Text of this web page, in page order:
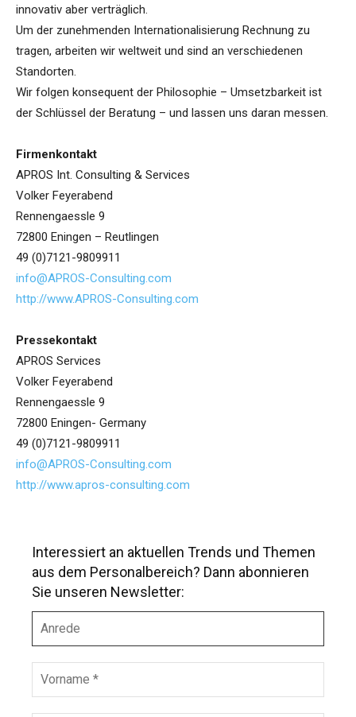
innovativ aber verträglich.
Um der zunehmenden Internationalisierung Rechnung zu
tragen, arbeiten wir weltweit und sind an verschiedenen
Standorten.
Wir folgen konsequent der Philosophie – Umsetzbarkeit ist
der Schlüssel der Beratung – und lassen uns daran messen.
Firmenkontakt
APROS Int. Consulting & Services
Volker Feyerabend
Rennengaessle 9
72800 Eningen – Reutlingen
49 (0)7121-9809911
info@APROS-Consulting.com
http://www.APROS-Consulting.com
Pressekontakt
APROS Services
Volker Feyerabend
Rennengaessle 9
72800 Eningen- Germany
49 (0)7121-9809911
info@APROS-Consulting.com
http://www.apros-consulting.com
Interessiert an aktuellen Trends und Themen
aus dem Personalbereich? Dann abonnieren
Sie unseren Newsletter:
r
e
e
r